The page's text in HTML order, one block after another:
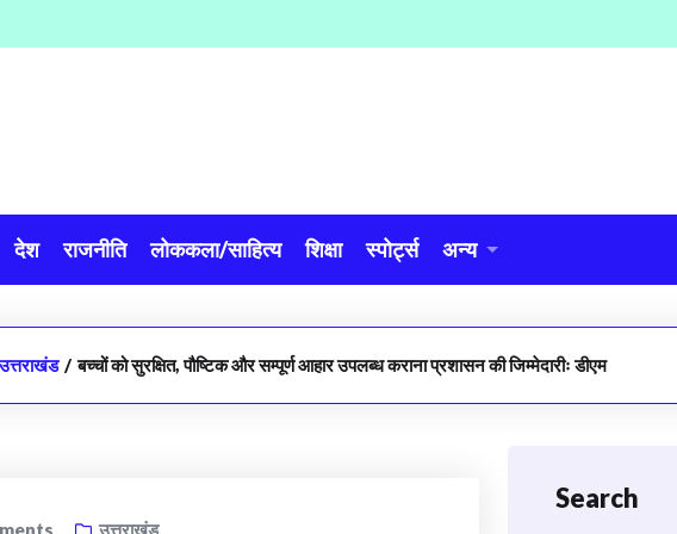
देश राजनीति लोककला/साहित्य शिक्षा स्पोर्ट्स अन्य
/ बच्चों को सुरक्षित, पौष्टिक और सम्पूर्ण आहार उपलब्ध कराना प्रशासन की जिम्मेदारीः डीएम
उत्तराखंड
Search